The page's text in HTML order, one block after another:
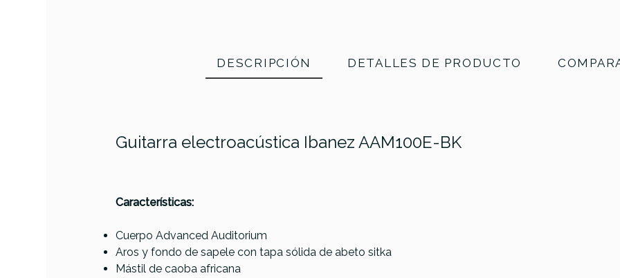
DESCRIPCIÓN DETALLES DE PRODUCTO
Guitarra electroacústica Ibanez AAM100E-BK
Características:
Cuerpo Advanced Auditorium
Aros y fondo de sapele con tapa sólida de abeto sitka
Mástil de caoba africana
Referencia GUITACUIBA028